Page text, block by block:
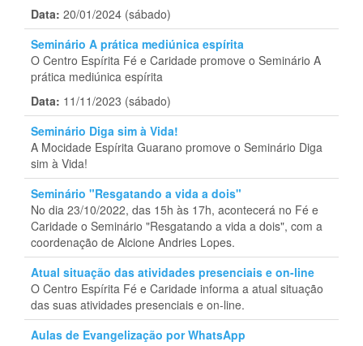
Data: 20/01/2024 (sábado)
Seminário A prática mediúnica espírita
O Centro Espírita Fé e Caridade promove o Seminário A
prática mediúnica espírita
Data: 11/11/2023 (sábado)
Seminário Diga sim à Vida!
A Mocidade Espírita Guarano promove o Seminário Diga
sim à Vida!
Seminário "Resgatando a vida a dois"
No dia 23/10/2022, das 15h às 17h, acontecerá no Fé e
Caridade o Seminário "Resgatando a vida a dois", com a
coordenação de Alcione Andries Lopes.
Atual situação das atividades presenciais e on-line
O Centro Espírita Fé e Caridade informa a atual situação
das suas atividades presenciais e on-line.
Aulas de Evangelização por WhatsApp